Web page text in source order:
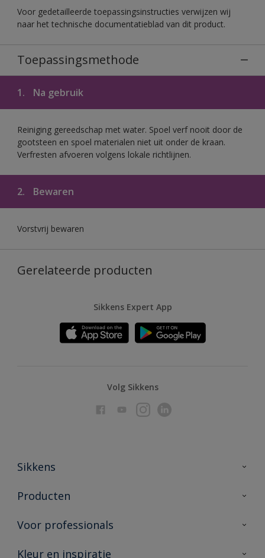
Voor gedetailleerde toepassingsinstructies verwijzen wij
naar het technische documentatieblad van dit product.
Toepassingsmethode
1. Na gebruik
Reiniging gereedschap met water. Spoel verf nooit door de
gootsteen en spoel materialen niet uit onder de kraan.
Verfresten afvoeren volgens lokale richtlijnen.
2. Bewaren
Vorstvrij bewaren
Gerelateerde producten
Sikkens Expert App
Volg Sikkens
Sikkens
Over Sikkens
Duurzaamheid
Producten
Producten voor binnen
Voor professionals
Advies & service
Kleur en inspiratie